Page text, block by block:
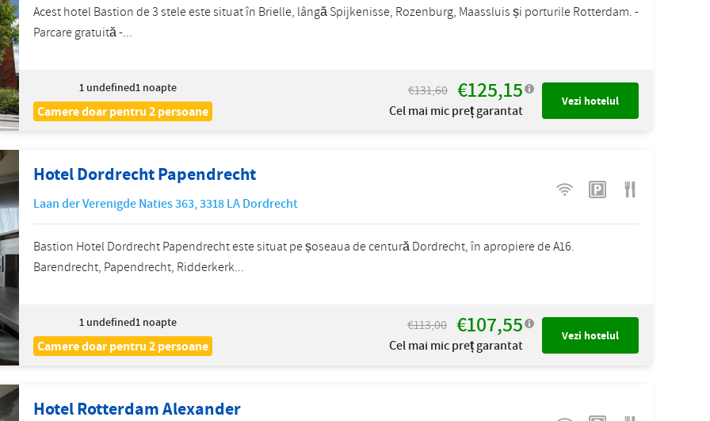
Acest hotel Bastion de 3 stele este situat în Brielle, lângă Spijkenisse, Rozenburg, Maassluis și porturile Rotterdam. -
Parcare gratuită -...
1 undefined1 noapte
Camere doar pentru 2 persoane
€131,60 €125,15
Cel mai mic preț garantat
Vezi hotelul
Hotel Dordrecht Papendrecht
Laan der Verenigde Naties 363,3318 LADordrecht
Bastion Hotel Dordrecht Papendrecht este situat pe șoseaua de centură Dordrecht, în apropiere de A16.
Barendrecht, Papendrecht, Ridderkerk...
1 undefined1 noapte
Camere doar pentru 2 persoane
€113,00 €107,55
Cel mai mic preț garantat
Vezi hotelul
Hotel Rotterdam Alexander